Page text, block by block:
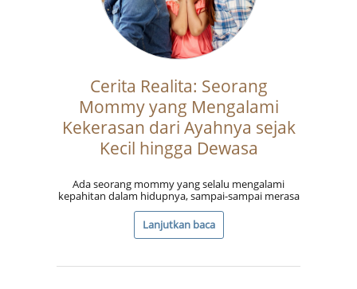
Cerita Realita: Seorang
Mommy yang Mengalami
Kekerasan dari Ayahnya sejak
Kecil hingga Dewasa
Ada seorang mommy yang selalu mengalami
kepahitan dalam hidupnya, sampai-sampai merasa
Lanjutkan baca